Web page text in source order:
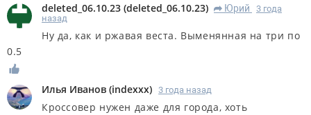
deleted_06.10.23 (deleted_06.10.23) R Юрий
3 года
назад
Ну да, как и ржавая веста. Выменянная на три по
0.5
Илья Иванов (indexxx) 3 года назад
Кроссовер нужен даже для города, хоть